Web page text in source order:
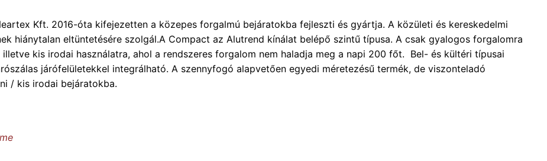
Kft. 2016-óta kifejezetten a közepes forgalmú bejáratokba fejleszti és gyártja. A közületi és kereskedelmi
hiánytalan eltüntetésére szolgál.A Compact az Alutrend kínálat belépő szintű típusa. A csak gyalogos forgalomra
kis irodai használatra, ahol a rendszeres forgalom nem haladja meg a napi 200 főt. Bel- és kültéri típusai
járófelületekkel integrálható. A szennyfogó alapvetően egyedi méretezésű termék, de viszonteladó
/ kis irodai bejáratokba.